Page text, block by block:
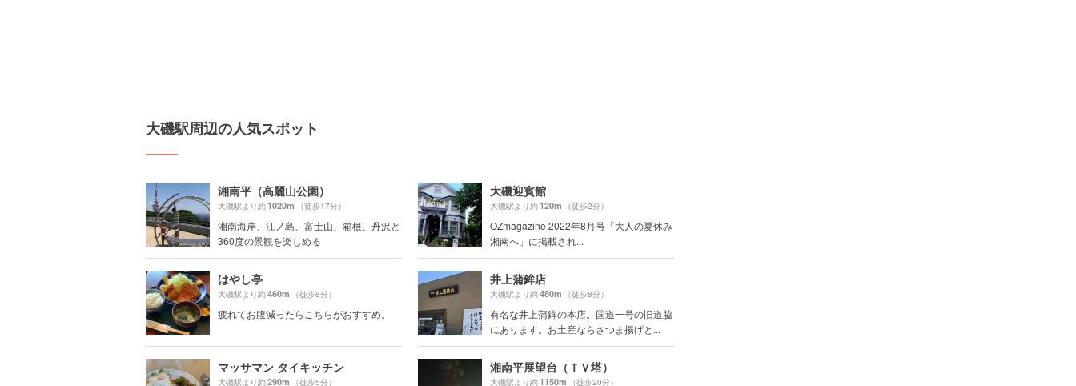
大磯駅周辺の人気スポット
湘南平（高麗山公園）
大磯駅より約1020m （徒歩17分）
湘南海岸、江ノ島、富士山、箱根、丹沢と
360度の景観を楽しめる
大磯迎賓館
大磯駅より約120m （徒歩2分）
OZmagazine 2022年8月号「大人の夏休み
湘南へ」に掲載され...
はやし亭
大磯駅より約460m （徒歩8分）
疲れてお腹減ったらこちらがおすすめ。
井上蒲鉾店
大磯駅より約480m （徒歩8分）
有名な井上蒲鉾の本店。国道一号の旧道脇
にあります。お土産ならさつま揚げと...
マッサマン タイキッチン
大磯駅より約290m （徒歩5分）
湘南平展望台（ＴＶ塔）
大磯駅より約1150m （徒歩20分）